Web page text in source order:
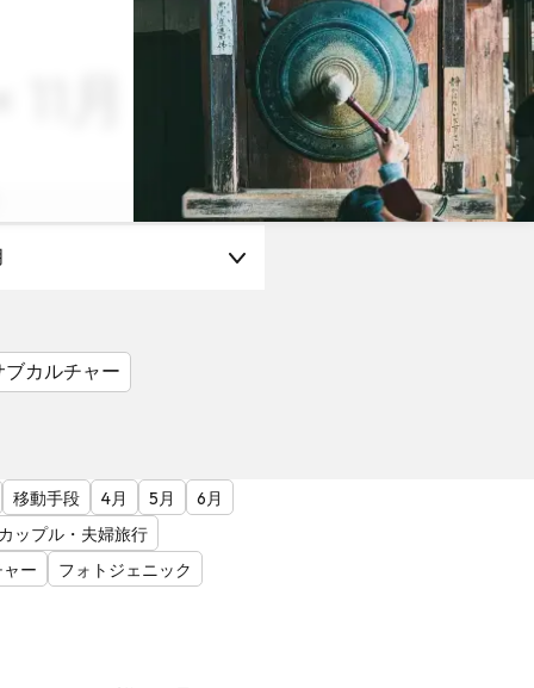
月
ブカルチャー
移動手段 4月 5月
6月
カップル・夫婦旅行
ー フォトジェニック